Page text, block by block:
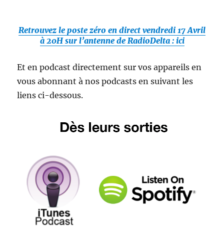
Retrouvez le poste zéro en direct vendredi 17 Avril
à 20H sur l’antenne de RadioDelta : ici
Et en podcast directement sur vos appareils en
vous abonnant à nos podcasts en suivant les
liens ci-dessous.